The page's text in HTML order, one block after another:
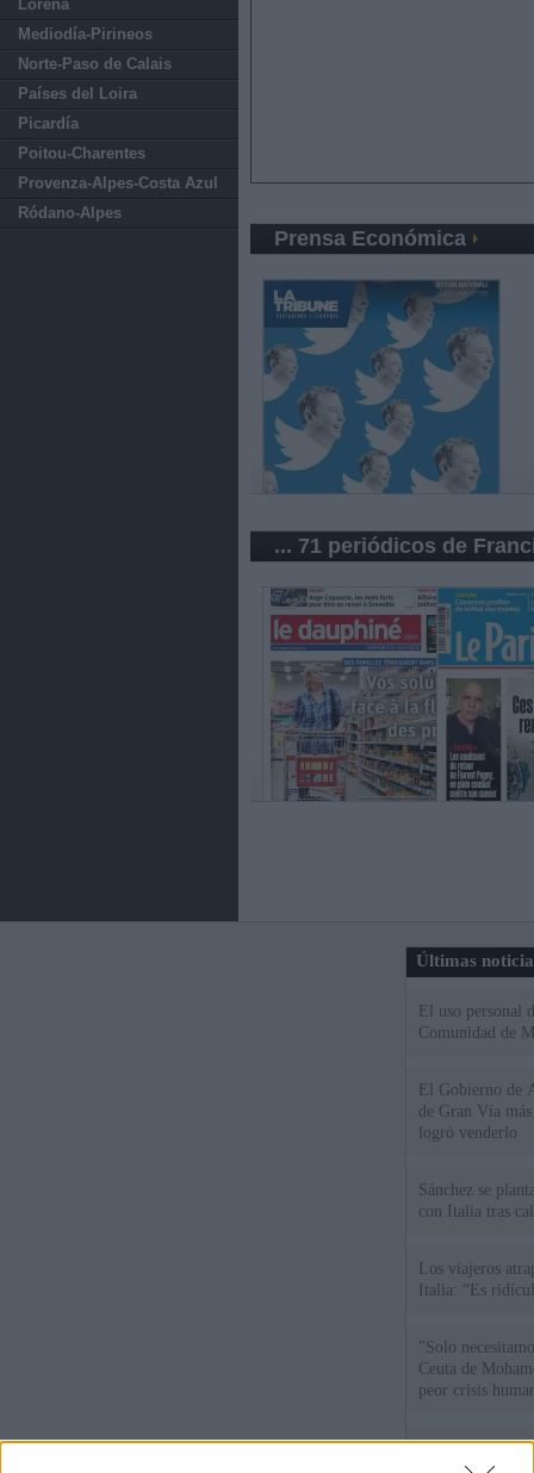
Lorena
Mediodía-Pirineos
Norte-Paso de Calais
Países del Loira
Picardía
Poitou-Charentes
Provenza-Alpes-Costa Azul
Ródano-Alpes
Prensa Económica
... 71 periódicos de
Últimas
El uso personal
Comunidad de
El Gobierno de
de Gran Vía
logró venderlo
Sánchez se
con Italia tras
Los viajeros
Italia: “Es
"Solo
Ceuta de
peor crisis
Sánchez